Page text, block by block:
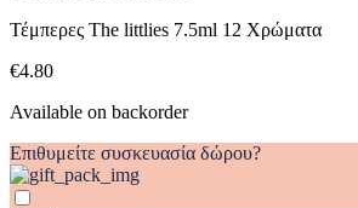
Τέμπερες The littlies 7.5ml 12 Χρώματα
€4.80
Available on backorder
Επιθυμείτε συσκευασία δώρου?